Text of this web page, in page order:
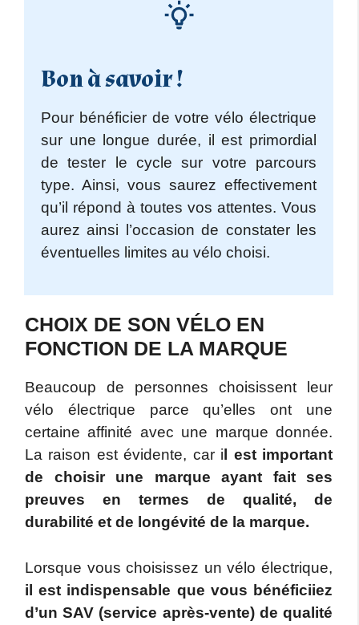
Bon à savoir !
Pour bénéficier de votre vélo électrique
sur une longue durée, il est primordial
de tester le cycle sur votre parcours
type. Ainsi, vous saurez effectivement
qu’il répond à toutes vos attentes. Vous
aurez ainsi l’occasion de constater les
éventuelles limites au vélo choisi.
CHOIX DE SON VÉLO EN
FONCTION DE LA MARQUE
Beaucoup de personnes choisissent leur
vélo électrique parce qu’elles ont une
certaine affinité avec une marque donnée.
La raison est évidente, car i l est important
de choisir une marque ayant fait ses
preuves en termes de qualité, de
durabilité et de longévité de la marque.
Lorsque vous choisissez un vélo électrique,
il est indispensable que vous bénéficiiez
d’un SAV (service après-vente) de qualité